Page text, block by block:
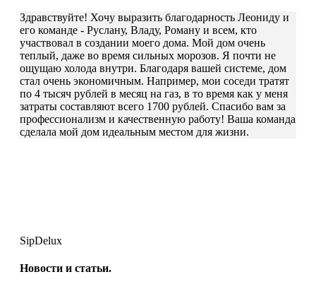
Здравствуйте! Хочу выразить благодарность Леониду и
его команде - Руслану, Владу, Роману и всем, кто
участвовал в создании моего дома. Мой дом очень
теплый, даже во время сильных морозов. Я почти не
ощущаю холода внутри. Благодаря вашей системе, дом
стал очень экономичным. Например, мои соседи тратят
по 4 тысяч рублей в месяц на газ, в то время как у меня
затраты составляют всего 1700 рублей. Спасибо вам за
профессионализм и качественную работу! Ваша команда
сделала мой дом идеальным местом для жизни.
SipDelux
Новости и статьи.